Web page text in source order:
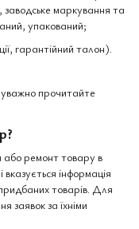
заводське маркування та
упакований;
гарантійний талон).
прочитайте
ремонт товару в
інформація
товарів. Для
заявок за їхніми